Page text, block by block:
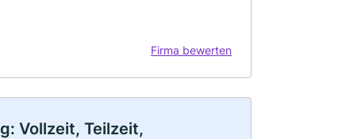
Firma bewerten
Vollzeit, Teilzeit,